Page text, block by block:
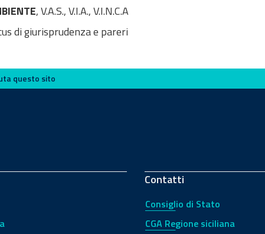
, V.A.S., V.I.A., V.I.N.C.A
di giurisprudenza e pareri
questo sito
Contatti
Consiglio di Stato
CGA Regione siciliana